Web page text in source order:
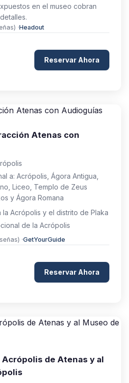
en el museo cobran
·Headout
Reservar Ahora
Atenas con
a: Acrópolis, Ágora Antigua,
Liceo, Templo de Zeus
y Ágora Romana
la Acrópolis y el distrito de Plaka
de la Acrópolis
·GetYourGuide
Reservar Ahora
de Atenas y al